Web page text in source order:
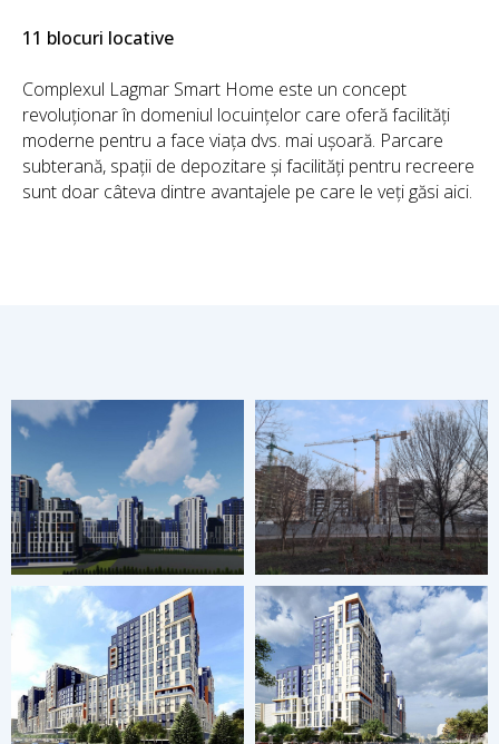
11 blocuri locative
Complexul Lagmar Smart Home este un concept
revoluționar în domeniul locuințelor care oferă facilități
moderne pentru a face viața dvs. mai ușoară. Parcare
subterană, spații de depozitare și facilități pentru recreere
sunt doar câteva dintre avantajele pe care le veți găsi aici.